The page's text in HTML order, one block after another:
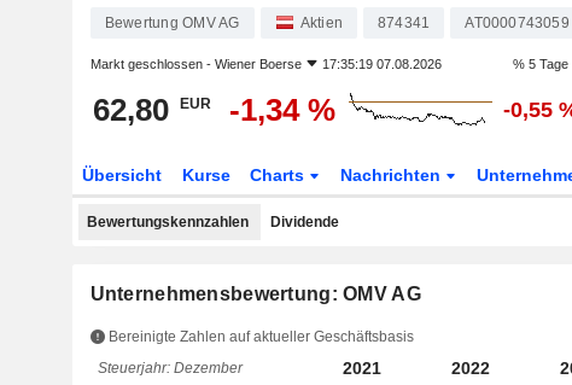
Bewertung OMV AG Aktien 874341 AT0000743059
Markt geschlossen - Wiener Boerse 17:35:19 07.08.2026 % 5 Tage
62,80 EUR -1,34 % -0,55
Übersicht Kurse Charts Nachrichten
Bewertungskennzahlen Dividende
Unternehmensbewertung: OMV AG
Bereinigte Zahlen auf aktueller Geschäftsbasis
Steuerjahr: Dezember
2021 2022